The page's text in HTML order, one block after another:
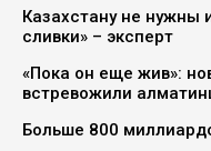
Казахстану не нужны
сливки» – эксперт
«Пока он еще жив»:
встревожили
Больше 800